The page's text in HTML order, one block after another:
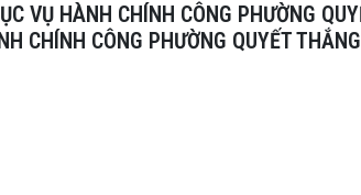
CHÍNH CÔNG PHƯỜNG QUYẾT THẮNG